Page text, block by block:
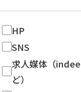
HP
SNS
求人媒体（
ど）